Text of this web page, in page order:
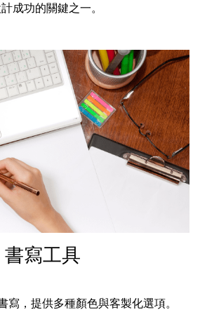
成功的關鍵之一。
書寫工具
寫，提供多種顏色與客製化選項。